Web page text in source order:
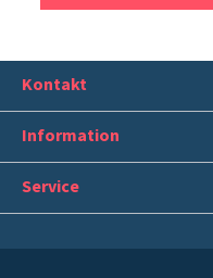
Kontakt
Information
Service